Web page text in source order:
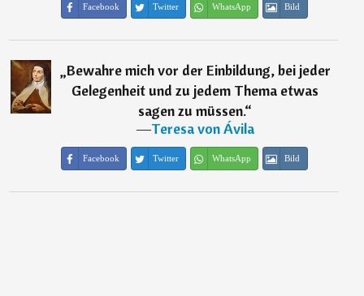
Facebook Twitter WhatsApp Bild
„Bewahre mich vor der Einbildung, bei jeder
Gelegenheit und zu jedem Thema etwas
sagen zu müssen.“
―Teresa von Ávila
Facebook Twitter WhatsApp Bild